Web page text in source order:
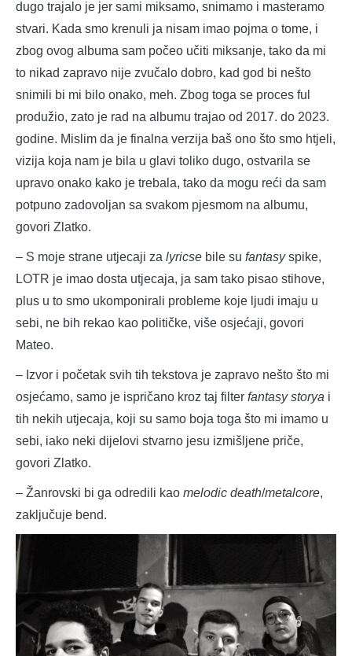
dugo trajalo je jer sami miksamo, snimamo i masteramo
stvari. Kada smo krenuli ja nisam imao pojma o tome, i
zbog ovog albuma sam počeo učiti miksanje, tako da mi
to nikad zapravo nije zvučalo dobro, kad god bi nešto
snimili bi mi bilo onako, meh. Zbog toga se proces ful
produžio, zato je rad na albumu trajao od 2017. do 2023.
godine. Mislim da je finalna verzija baš ono što smo htjeli,
vizija koja nam je bila u glavi toliko dugo, ostvarila se
upravo onako kako je trebala, tako da mogu reći da sam
potpuno zadovoljan sa svakom pjesmom na albumu,
govori Zlatko.
– S moje strane utjecaji za lyricse bile su fantasyspike,
LOTR je imao dosta utjecaja, ja sam tako pisao stihove,
plus u to smo ukomponirali probleme koje ljudi imaju u
sebi, ne bih rekao kao političke, više osjećaji, govori
Mateo.
– Izvor i početak svih tih tekstova je zapravo nešto što mi
osjećamo, samo je ispričano kroz taj filter fantasy storya i
tih nekih utjecaja, koji su samo boja toga što mi imamo u
sebi, iako neki dijelovi stvarno jesu izmišljene priče,
govori Zlatko.
– Žanrovski bi ga odredili kao melodic death/metalcore,
zaključuje bend.